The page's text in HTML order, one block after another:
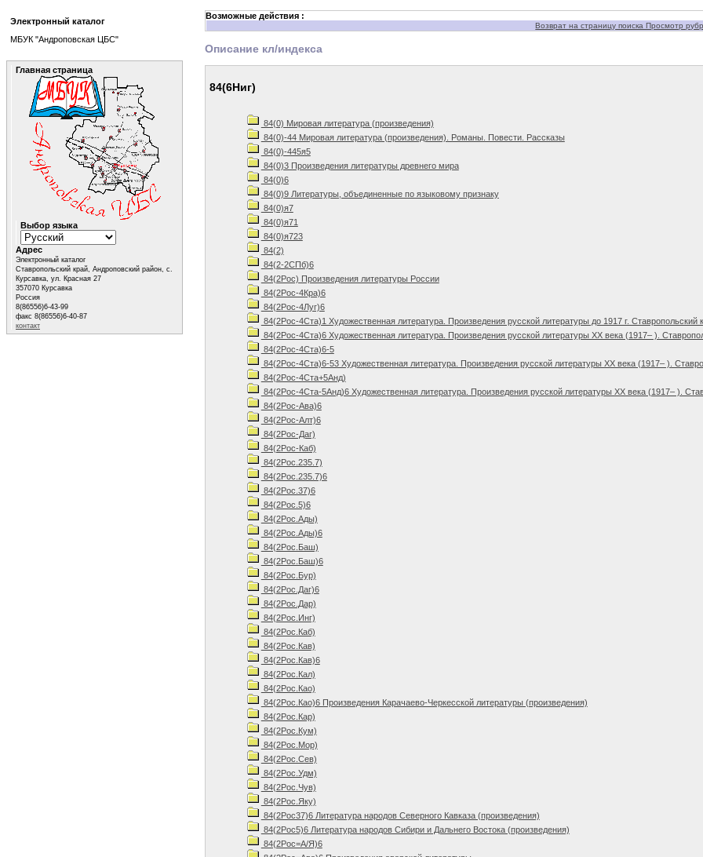
Возможные действия :
Возврат на страницу поиска Просмотр
Описание кл/индекса
84(6Ниг)
84(0) Мировая литература (произведения)
84(0)-44 Мировая литература (произведения). Романы. Повести. Рассказы
84(0)-445я5
84(0)3 Произведения литературы древнего мира
84(0)6
84(0)9 Литературы, объединенные по языковому признаку
84(0)я7
84(0)я71
84(0)я723
84(2)
84(2-2СПб)6
84(2Рос) Произведения литературы России
84(2Рос-4Кра)6
84(2Рос-4Луг)6
84(2Рос-4Ста)1 Художественная литература. Произведения русской литературы до 1917 г. Ставропольский
84(2Рос-4Ста)6 Художественная литература. Произведения русской литературы XX века (1917– ).
84(2Рос-4Ста)6-5
84(2Рос-4Ста)6-53 Художественная литература. Произведения русской литературы XX века (1917– ).
84(2Рос-4Ста+5Анд)
84(2Рос-4Ста-5Анд)6 Художественная литература. Произведения русской литературы XX века (1917– ).
84(2Рос-Ава)6
84(2Рос-Алт)6
84(2Рос-Даг)
84(2Рос-Каб)
84(2Рос.235.7)
84(2Рос.235.7)6
84(2Рос.37)6
84(2Рос.5)6
84(2Рос.Ады)
84(2Рос.Ады)6
84(2Рос.Баш)
84(2Рос.Баш)6
84(2Рос.Бур)
84(2Рос.Даг)6
84(2Рос.Дар)
84(2Рос.Инг)
84(2Рос.Каб)
84(2Рос.Кав)
84(2Рос.Кав)6
84(2Рос.Кал)
84(2Рос.Као)
84(2Рос.Као)6 Произведения Карачаево-Черкесской литературы (произведения)
84(2Рос.Кар)
84(2Рос.Кум)
84(2Рос.Мор)
84(2Рос.Сев)
84(2Рос.Удм)
84(2Рос.Чув)
84(2Рос.Яку)
84(2Рос37)6 Литература народов Северного Кавказа (произведения)
84(2Рос5)6 Литература народов Сибири и Дальнего Востока (произведения)
84(2Рос=А/Я)6
Электронный каталог
МБУК "Андроповская ЦБС"
Главная страница
Выбор языка
Адрес
Электронный каталог
Ставропольский край, Андроповский район, с.
Курсавка, ул. Красная 27
357070 Курсавка
Россия
8(86556)6-43-99
факс 8(86556)6-40-87
контакт